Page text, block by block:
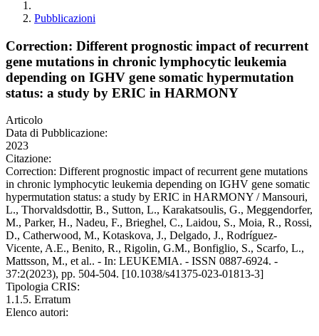
Pubblicazioni
Correction: Different prognostic impact of recurrent
gene mutations in chronic lymphocytic leukemia
depending on IGHV gene somatic hypermutation
status: a study by ERIC in HARMONY
Articolo
Data di Pubblicazione:
2023
Citazione:
Correction: Different prognostic impact of recurrent gene mutations
in chronic lymphocytic leukemia depending on IGHV gene somatic
hypermutation status: a study by ERIC in HARMONY / Mansouri,
L., Thorvaldsdottir, B., Sutton, L., Karakatsoulis, G., Meggendorfer,
M., Parker, H., Nadeu, F., Brieghel, C., Laidou, S., Moia, R., Rossi,
D., Catherwood, M., Kotaskova, J., Delgado, J., Rodríguez-
Vicente, A.E., Benito, R., Rigolin, G.M., Bonfiglio, S., Scarfo, L.,
Mattsson, M., et al.. - In: LEUKEMIA. - ISSN 0887-6924. -
37:2(2023), pp. 504-504. [10.1038/s41375-023-01813-3]
Tipologia CRIS:
1.1.5. Erratum
Elenco autori: